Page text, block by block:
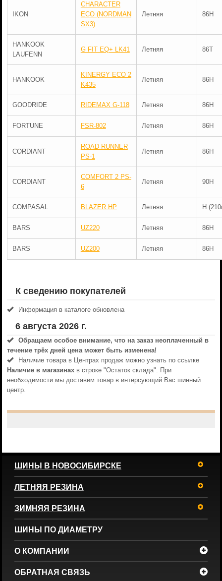
IKON
CHARACTER
ECO (NORDMAN
SX3)
Летняя 86H
HANKOOK
LAUFENN
G FIT EQ+ LK41 Летняя 86T
HANKOOK
KINERGY ECO 2
K435
Летняя 86H
GOODRIDE RIDEMAX G-118 Летняя 86H
FORTUNE FSR-802 Летняя 86H
CORDIANT
ROAD RUNNER
PS-1
Летняя 86H
CORDIANT
COMFORT 2 PS-
6
Летняя 90H
COMPASAL BLAZER HP Летняя H
BARS UZ220 Летняя 86H
BARS UZ200 Летняя 86H
К сведению покупателей
Информация в каталоге обновлена
6 августа 2026 г.
Обращаем особое внимание, что на заказ неоплаченный в
течениe трёх дней цена может быть изменена!
Наличие товара в Центрах продаж можно узнать по ссылке
Наличие в магазинахв строке "Остаток склада". При
необходимости мы доставим товар в интерсующий Вас шинный
центр.
ШИНЫ В НОВОСИБИРСКЕ
ЛЕТНЯЯ РЕЗИНА
ЗИМНЯЯ РЕЗИНА
ШИНЫ ПО ДИАМЕТРУ
О КОМПАНИИ
ОБРАТНАЯ СВЯЗЬ